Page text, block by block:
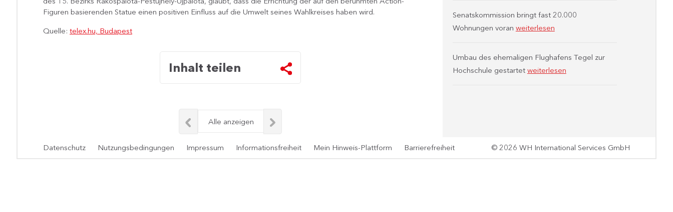
Figuren basierenden Statue einen positiven Einfluss auf die Umwelt seines Wahlkreises haben wird.
Quelle: telex.hu, Budapest
Inhalt teilen
Alle anzeigen
Senatskommission bringt fast 20.000
Wohnungen voran weiterlesen
Umbau des ehemaligen Flughafens Tegel zur
Hochschule gestartet weiterlesen
Datenschutz Nutzungsbedingungen Impressum Informationsfreiheit Mein Hinweis-Plattform Barrierefreiheit © 2026 WH International Services GmbH